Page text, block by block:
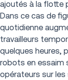
ajoutés à la flotte
Dans ce cas de
quotidienne
travailleurs
quelques heures,
robots en essaim
opérateurs sur